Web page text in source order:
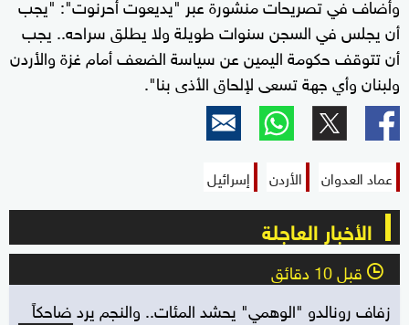
أن يجلس في السجن سنوات طويلة ولا يطلق سراحه.. يجب
أن تتوقف حكومة اليمين عن سياسة الضعف أمام غزة والأردن
ولبنان وأي جهة تسعى لإلحاق الأذى بنا".
عماد العدوان الأردن إسرائيل
الأخبار العاجلة
l قبل 10 دقائق
زفاف رونالدو "الوهمي" يحشد المئات.. والنجم يرد ضاحكاً